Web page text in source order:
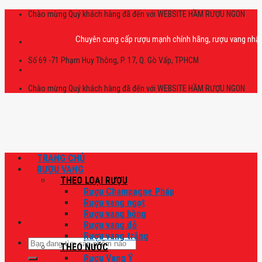
Skip
Chào mừng Quý khách hàng đã đến với WEBSITE HẦM RƯỢU NGON
Chuyên cung cấp rượu mạnh chính hãng, rượu vang nhập
Số 69 -71 Phạm Huy Thông, P. 17, Q. Gò Vấp, TPHCM
Chào mừng Quý khách hàng đã đến với WEBSITE HẦM RƯỢU NGON
Tìm
kiếm:
TRANG CHỦ
RƯỢU VANG
THEO LOẠI RƯỢU
Rượu Champagne Pháp
Rượu vang ngọt
Rượu vang hồng
Rượu vang đỏ
Rượu vang trắng
THEO NƯỚC
Rượu Vang Ý